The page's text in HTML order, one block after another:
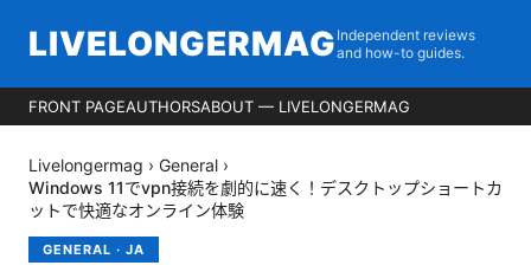
LIVELONGERMAG Independent reviews
and how-to guides.
FRONT PAGEAUTHORSABOUT — LIVELONGERMAG
Livelongermag › General ›
Windows 11でvpn接続を劇的に速く！デスクトップショートカ
ットで快適なオンライン体験
GENERAL · JA